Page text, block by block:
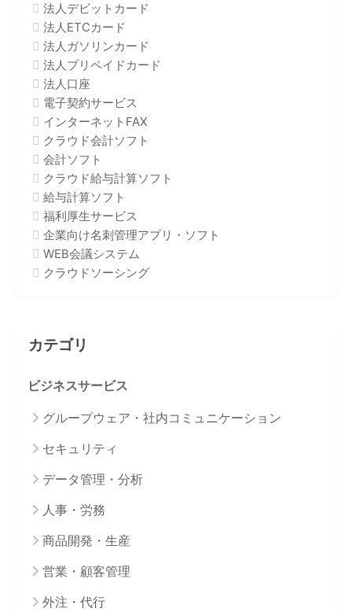
法人デビットカード
法人ETCカード
法人ガソリンカード
法人プリペイドカード
法人口座
電子契約サービス
インターネットFAX
クラウド会計ソフト
会計ソフト
クラウド給与計算ソフト
給与計算ソフト
福利厚生サービス
企業向け名刺管理アプリ・ソフト
WEB会議システム
クラウドソーシング
カテゴリ
ビジネスサービス
グループウェア・社内コミュニケーション
セキュリティ
データ管理・分析
人事・労務
商品開発・生産
営業・顧客管理
外注・代行